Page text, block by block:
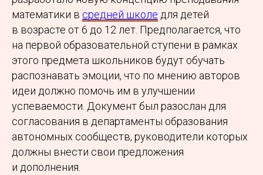
математики в средней школе для детей
в возрасте от 6 до 12 лет. Предполагается, что
на первой образовательной ступени в рамках
этого предмета школьников будут обучать
распознавать эмоции, что по мнению авторов
идеи должно помочь им в улучшении
успеваемости. Документ был разослан для
согласования в департаменты образования
автономных сообществ, руководители которых
должны внести свои предложения
и дополнения.